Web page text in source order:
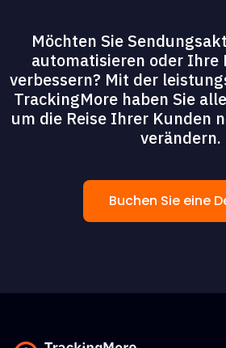
Möchten Sie
automatisieren oder Ihre
verbessern? Mit der
TrackingMore haben Sie
um die Reise Ihrer Kunden
verändern.
Buchen Sie eine